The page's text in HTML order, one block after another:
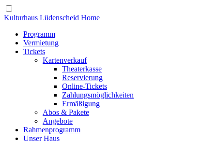
Kulturhaus Lüdenscheid Home
Programm
Vermietung
Tickets
Kartenverkauf
Theaterkasse
Reservierung
Online-Tickets
Zahlungsmöglichkeiten
Ermäßigung
Abos & Pakete
Angebote
Rahmenprogramm
Unser Haus